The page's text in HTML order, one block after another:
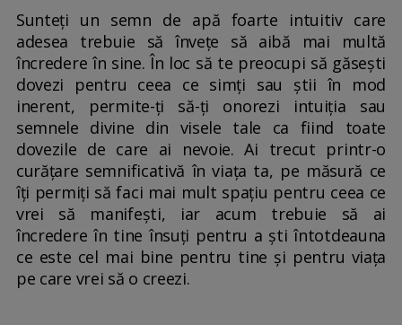
Sunteți un semn de apă foarte intuitiv care
adesea trebuie să învețe să aibă mai multă
încredere în sine. În loc să te preocupi să găsești
dovezi pentru ceea ce simți sau știi în mod
inerent, permite-ți să-ți onorezi intuiția sau
semnele divine din visele tale ca fiind toate
dovezile de care ai nevoie. Ai trecut printr-o
curățare semnificativă în viața ta, pe măsură ce
îți permiți să faci mai mult spațiu pentru ceea ce
vrei să manifești, iar acum trebuie să ai
încredere în tine însuți pentru a ști întotdeauna
ce este cel mai bine pentru tine și pentru viața
pe care vrei să o creezi.